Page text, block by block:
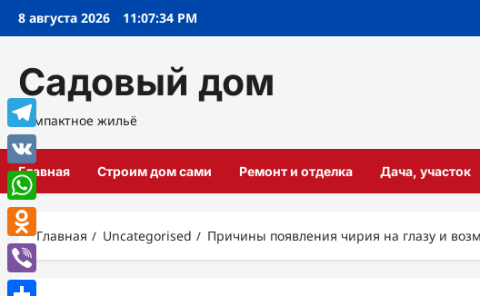
Перейти
8 августа 2026 11:07:35 PM
Садовый дом
Компактное жильё
Главная Строим дом сами Ремонт и отделка Дача, участок
Главная Uncategorised Причины появления чирия на глазу и
Telegram
VK
WhatsApp
Odnoklassniki
Viber